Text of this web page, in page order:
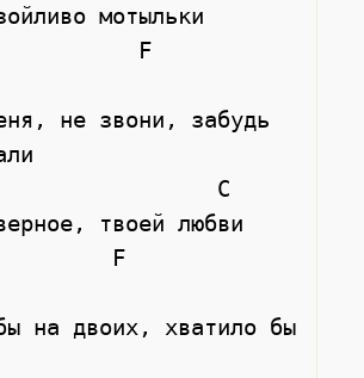
мотыльки
не звони, забудь
твоей любви
на двоих, хватило бы